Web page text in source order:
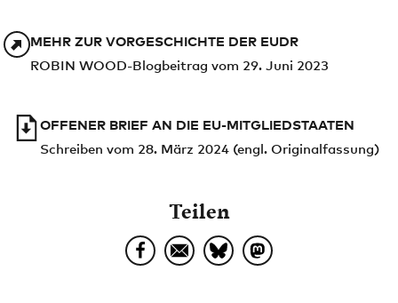
MEHR ZUR VORGESCHICHTE DER EUDR
ROBIN WOOD-Blogbeitrag vom 29. Juni 2023
OFFENER BRIEF AN DIE EU-MITGLIEDSTAATEN
Schreiben vom 28. März 2024 (engl. Originalfassung)
Teilen